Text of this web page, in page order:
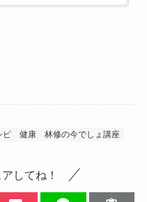
ピ 健康 林修の今でしょ講座
してね！